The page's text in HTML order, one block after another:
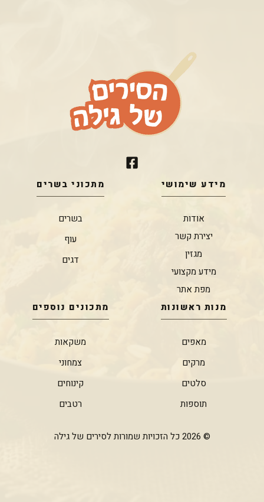
מידע שימושי
אודות
יצירת קשר
מגזין
מידע מקצועי
מפת אתר
מתכוני בשרים
בשרים
עוף
דגים
מנות ראשונות
מאפים
מרקים
סלטים
תוספות
מתכונים נוספים
משקאות
צמחוני
קינוחים
רטבים
© 2026 כל הזכויות שמורות לסירים של גילה